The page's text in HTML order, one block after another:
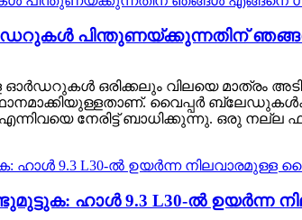
പിന്തുണയ്ക്കുന്നതിന്
ഓർഡറുകൾ ഒരിക്കലും വിലയെ
വൈപ്പർ
നേരിട്ട് ബാധിക്കുന്നു. ഒരു നല്ല
ഹാൾ 9.3 L30-ൽ